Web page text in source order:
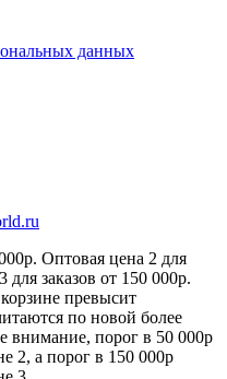
данных
Оптовая цена 2 для
для заказов от 150 000р.
превысит
по новой более
внимание, порог в 50 000р
2, а порог в 150 000р